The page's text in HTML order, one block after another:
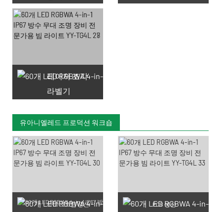
레이저 조각
라벨기
유아니엘레드 프로덕션 워크숍
SMD LED 칩 생산 PCB 생산